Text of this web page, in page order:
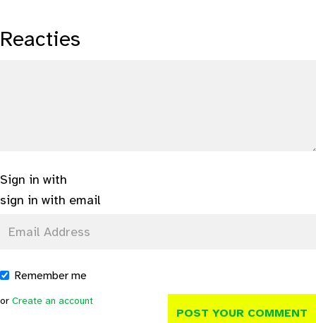
Reacties
Sign in with
sign in with email
Remember me
or Create an account